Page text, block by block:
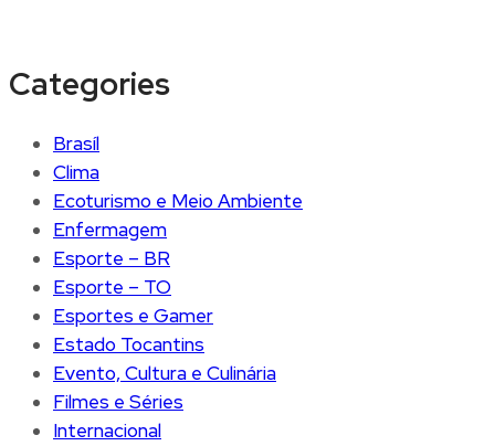
Categories
Brasíl
Clima
Ecoturismo e Meio Ambiente
Enfermagem
Esporte – BR
Esporte – TO
Esportes e Gamer
Estado Tocantins
Evento, Cultura e Culinária
Filmes e Séries
Internacional